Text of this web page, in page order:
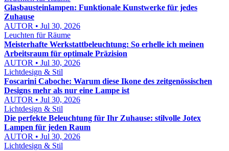
Glasbausteinlampen: Funktionale Kunstwerke für jedes
Zuhause
AUTOR • Jul 30, 2026
Leuchten für Räume
Meisterhafte Werkstattbeleuchtung: So erhelle ich meinen
Arbeitsraum für optimale Präzision
AUTOR • Jul 30, 2026
Lichtdesign & Stil
Foscarini Caboche: Warum diese Ikone des zeitgenössischen
Designs mehr als nur eine Lampe ist
AUTOR • Jul 30, 2026
Lichtdesign & Stil
Die perfekte Beleuchtung für Ihr Zuhause: stilvolle Jotex
Lampen für jeden Raum
AUTOR • Jul 30, 2026
Lichtdesign & Stil